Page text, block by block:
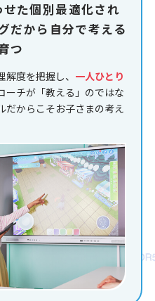
た個別最適化され
だから自分で考える
つ
度を把握し、 一人ひとり
ーチが「教える」のではな
だからこそお子さまの考え